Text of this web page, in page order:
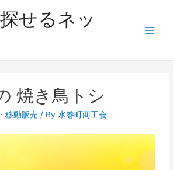
せるネッ
焼き鳥トシ
移動販売 / By水巻町商工会